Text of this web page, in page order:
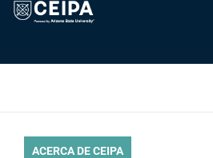
contenido
ACERCA DE CEIPA